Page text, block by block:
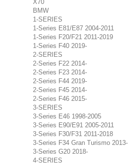
X70
BMW
1-SERIES
1-Series E81/E87 2004-2011
1-Series F20/F21 2011-2019
1-Series F40 2019-
2-SERIES
2-Series F22 2014-
2-Series F23 2014-
2-Series F44 2019-
2-Series F45 2014-
2-Series F46 2015-
3-SERIES
3-Series E46 1998-2005
3-Series E90/E91 2005-2011
3-Series F30/F31 2011-2018
3-Series F34 Gran Turismo 2013-
3-Series G20 2018-
4-SERIES